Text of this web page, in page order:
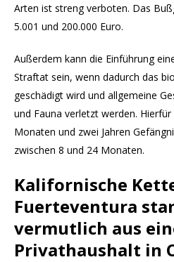
Arten ist streng verboten. Das
5.001 und 200.000 Euro.
Außerdem kann die Einführung
Straftat sein, wenn dadurch das
geschädigt wird und allgemeine
und Fauna verletzt werden.
Monaten und zwei Jahren
zwischen 8 und 24 Monaten.
Kalifornische
Fuerteventura
vermutlich aus
Privathaushalt in